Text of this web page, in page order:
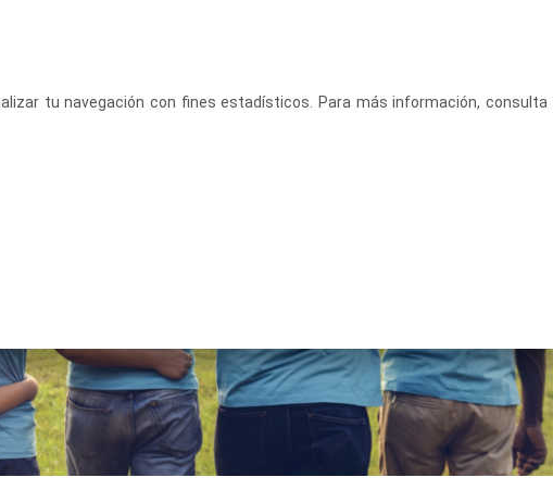
tu navegación con fines estadísticos. Para más información, consulta